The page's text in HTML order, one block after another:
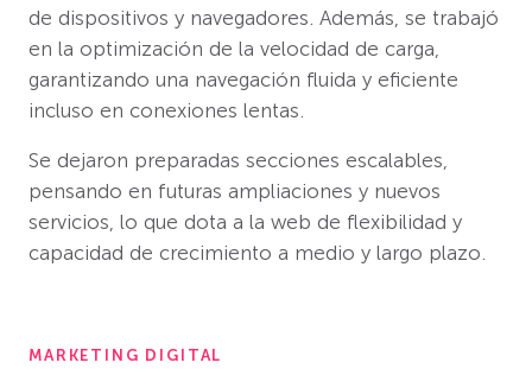
de dispositivos y navegadores. Además, se trabajó
en la optimización de la velocidad de carga,
garantizando una navegación fluida y eficiente
incluso en conexiones lentas.
Se dejaron preparadas secciones escalables,
pensando en futuras ampliaciones y nuevos
servicios, lo que dota a la web de flexibilidad y
capacidad de crecimiento a medio y largo plazo.
MARKETING DIGITAL